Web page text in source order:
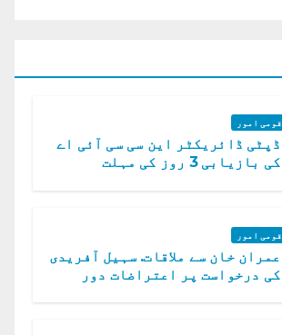
قومی امور
ڈپٹی ڈائریکٹر این سی سی آئی اے
کی بازیابی 3 روز کی مہلت
قومی امور
عمران خان سے ملاقات. سہیل آفریدی
کی درخواست پر اعتراضات دور